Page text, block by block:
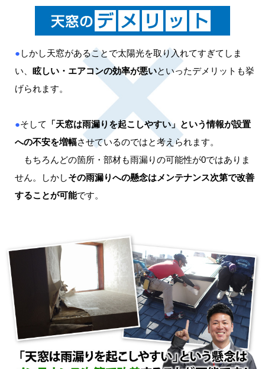
● しかし天窓があることで太陽光を取り入れてすぎてしま
い、 眩しい・エアコンの効率が悪いといったデメリットも挙
げられます。
●そして 「天窓は雨漏りを起こしやすい」という情報が設置
への不安を増幅させているのではと考えられます。
もちろんどの箇所・部材も雨漏りの可能性が0ではありま
せん。しかしその雨漏りへの懸念はメンテナンス次第で改善
することが可能です。